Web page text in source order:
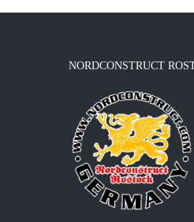
NORDCONSTRUCT